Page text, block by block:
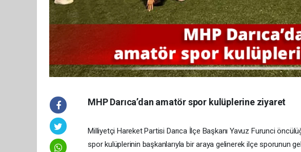
MHP Darıca’dan amatör spor kulüplerine ziyaret
Milliyetçi Hareket Partisi Darıca İlçe Başkanı Yavuz Furunci
spor kulüplerinin başkanlarıyla bir araya gelinerek ilçe sporunun